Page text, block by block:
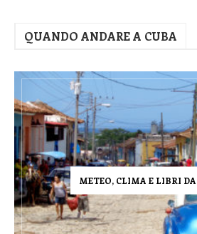
QUANDO ANDARE A CUBA
METEO, CLIMA E LIBRI DA